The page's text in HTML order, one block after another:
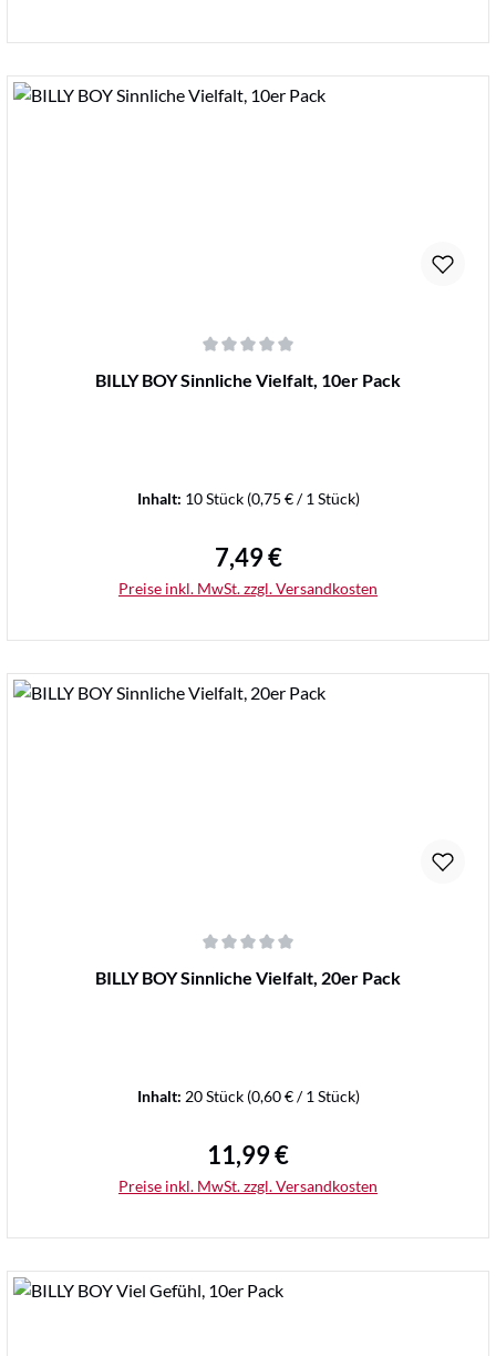
Durchschnittliche Bewertung von 0 von 5 Sternen
BILLY BOY Sinnliche Vielfalt, 10er Pack
Inhalt: 10 Stück (0,75 € / 1 Stück)
Regulärer Preis:
7,49 €
Preise inkl. MwSt. zzgl. Versandkosten
Durchschnittliche Bewertung von 0 von 5 Sternen
BILLY BOY Sinnliche Vielfalt, 20er Pack
Inhalt: 20 Stück (0,60 € / 1 Stück)
Regulärer Preis:
11,99 €
Preise inkl. MwSt. zzgl. Versandkosten